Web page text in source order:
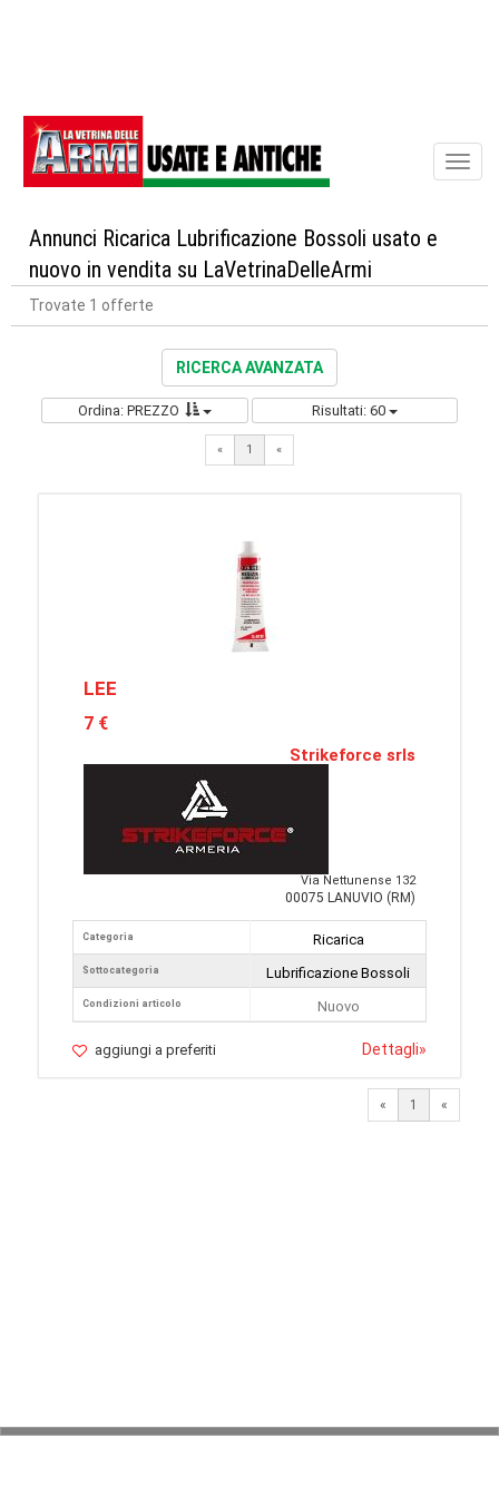
Annunci Ricarica Lubrificazione Bossoli usato e
nuovo in vendita su LaVetrinaDelleArmi
Trovate 1 offerte
RICERCA AVANZATA
Ordina: PREZZO Risultati: 60
« 1 «
LEE
7 €
Strikeforce srls
Via Nettunense 132
00075 LANUVIO (RM)
Categoria
Sottocategoria
Condizioni articolo
Ricarica
Lubrificazione Bossoli
Nuovo
aggiungi a preferiti Dettagli»
« 1 «